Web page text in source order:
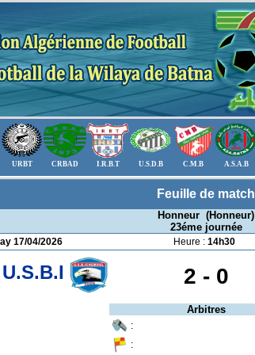
URBT CRBAD I.R.B.T U.S.D.B C.M.B A.S.A.B
Feuille de match
Honneur (Honneur)
23éme journée
17/04/2026 Heure : 14h30
U.S.B.I 2 -0
Arbitres
:
: